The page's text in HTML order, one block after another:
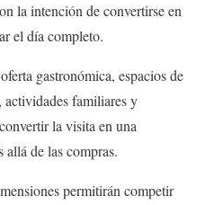
la intención de convertirse en
el día completo.
gastronómica, espacios de
familiares y
la visita en una
allá de las compras.
permitirán competir